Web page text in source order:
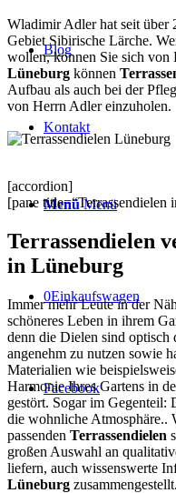
Blog
Kontakt
Menü Menü
0Einkaufswagen
Facebook
Wladimir Adler hat seit über
Gebiet Sibirische Lärche.
wollen, können Sie sich von
Lüneburg können
Aufbau als auch bei der
von Herrn Adler einzuholen.
[accordion]
[pane title=“Terrassendielen
Terrassendielen
in Lüneburg
Immer mehr Leute in der
schöneres Leben in ihrem
denn die Dielen sind optisch
angenehm zu nutzen sowie
Materialien wie
Harmonie Ihres Gartens in
gestört. Sogar im Gegenteil:
die wohnliche Atmosphäre..
passenden Terrassendielen
großen Auswahl an
liefern, auch wissenswerte
Lüneburg zusammengestellt.